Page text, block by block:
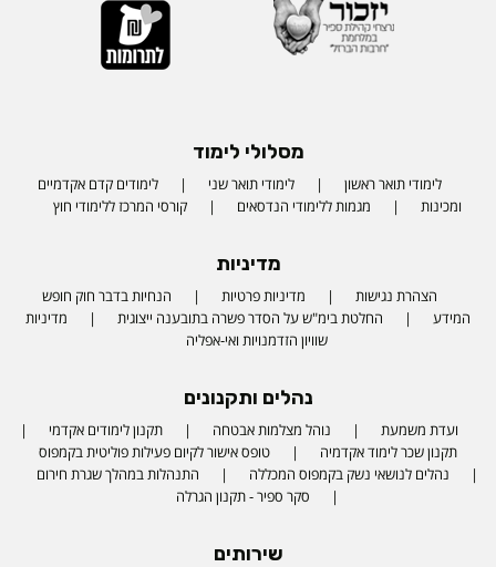
מסלולי לימוד
לימודי תואר ראשון לימודי תואר שני
לימודים קדם אקדמיים
ומכינות
מגמות ללימודי הנדסאים קורסי המרכז ללימודי חוץ
מדיניות
הצהרת נגישות מדיניות פרטיות
הנחיות בדבר חוק חופש
המידע
החלטת בימ"ש על הסדר פשרה בתובענה ייצוגית
מדיניות
שוויון הזדמנויות ואי-אפליה
נהלים ותקנונים
ועדת משמעת נוהל מצלמות אבטחה
תקנון לימודים אקדמי
תקנון שכר לימוד אקדמיה
טופס אישור לקיום פעילות פוליטית בקמפוס
נהלים לנושאי נשק בקמפוס המכללה
התנהלות במהלך שגרת חירום
סקר ספיר - תקנון הגרלה
שירותים